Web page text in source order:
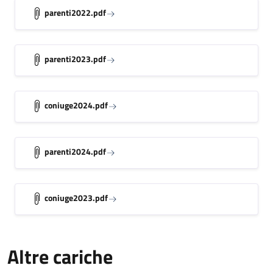
parenti2022.pdf
parenti2023.pdf
coniuge2024.pdf
parenti2024.pdf
coniuge2023.pdf
Altre cariche